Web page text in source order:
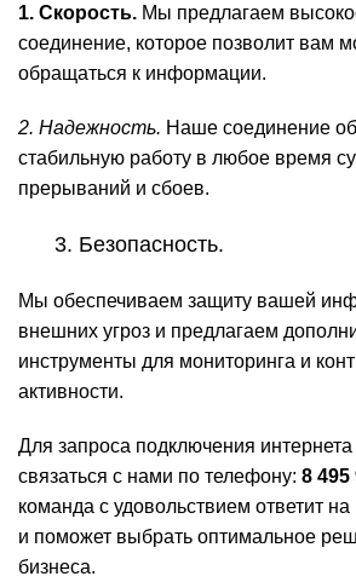
1. Скорость. Мы предлагаем
соединение, которое позволит вам
обращаться к информации.
2. Надежность. Наше соединение
стабильную работу в любое время
прерываний и сбоев.
3. Безопасность.
Мы обеспечиваем защиту вашей
внешних угроз и предлагаем
инструменты для мониторинга и
активности.
Для запроса подключения
связаться с нами по телефону: 8 495
команда с удовольствием ответит
и поможет выбрать оптимальное
бизнеса.